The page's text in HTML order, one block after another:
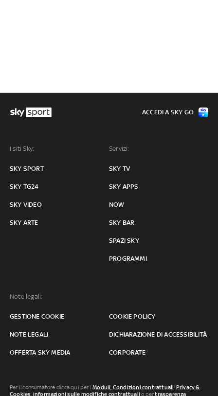
I siti Sky:
SKY SPORT
SKY TG24
SKY VIDEO
SKY ARTE
Servizi:
SKY TV
SKY APPS
NOW
SKY BAR
SPAZI SKY
PROGRAMMI
Note legali:
GESTIONE COOKIE COOKIE POLICY
NOTE LEGALI DICHIARAZIONE DI ACCESSIBILITÀ
OFFERTA SKY MEDIA CORPORATE
ACCEDI A SKY GO
Per il consumatore clicca qui per iModuli, Condizioni contrattuali, Privacy &
Cookies, informazioni sulle modifiche contrattuali o pertrasparenza